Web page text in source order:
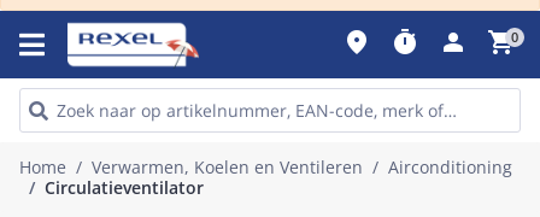
place timer person shopping_cart0
Home Verwarmen, Koelen en Ventileren
Airconditioning
Circulatieventilator